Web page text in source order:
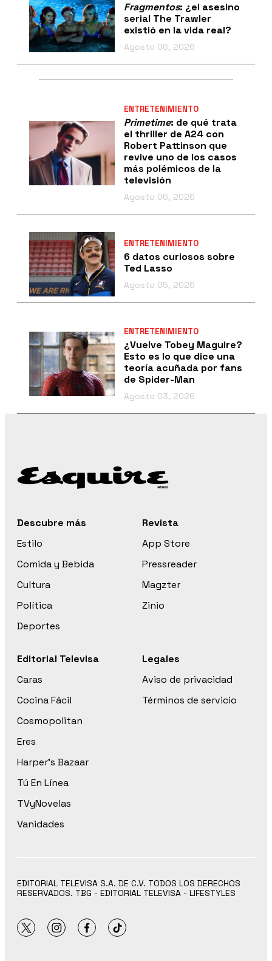
Fragmentos: ¿el asesino
serial The Trawler
existió en la vida real?
Agosto 06, 2026
ENTRETENIMIENTO
Primetime: de qué trata
el thriller de A24 con
Robert Pattinson que
revive uno de los casos
más polémicos de la
televisión
Agosto 06, 2026
ENTRETENIMIENTO
6 datos curiosos sobre
Ted Lasso
Agosto 05, 2026
ENTRETENIMIENTO
¿Vuelve Tobey Maguire?
Esto es lo que dice una
teoría acuñada por fans
de Spider-Man
Agosto 03, 2026
Descubre más
Estilo
Comida y Bebida
Cultura
Política
Deportes
Revista
App Store
Pressreader
Magzter
Zinio
Editorial Televisa
Caras
Cocina Fácil
Cosmopolitan
Eres
Harper’s Bazaar
Tú En Línea
TVyNovelas
Vanidades
Legales
Aviso de privacidad
Términos de servicio
EDITORIAL TELEVISA S.A. DE C.V. TODOS LOS DERECHOS
RESERVADOS. TBG - EDITORIAL TELEVISA - LIFESTYLES
twitterinstagram
facebooktiktok